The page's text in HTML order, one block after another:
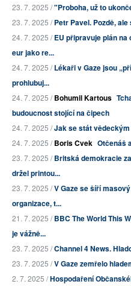
23. 7. 2025 /"Proboha, už to
23. 7. 2025 /Petr Pavel. Pozdě,
24. 7. 2025 /EU připravuje plán
eur jako re...
24. 7. 2025 /Lékaři v Gaze jsou
prohlubuj...
24. 7. 2025 /Bohumil Kartous
budoucnost stojící na čipech
24. 7. 2025 /Jak se stát
24. 7. 2025 /Boris Cvek Otčenáš
23. 7. 2025 /Britská demokracie
držel printou...
23. 7. 2025 /V Gaze se šíří
organizace, t...
21. 7. 2025 /BBC The World This
je vážně...
23. 7. 2025 /Channel 4 News.
23. 7. 2025 /V Gaze zemřelo
2. 7. 2025 /Hospodaření